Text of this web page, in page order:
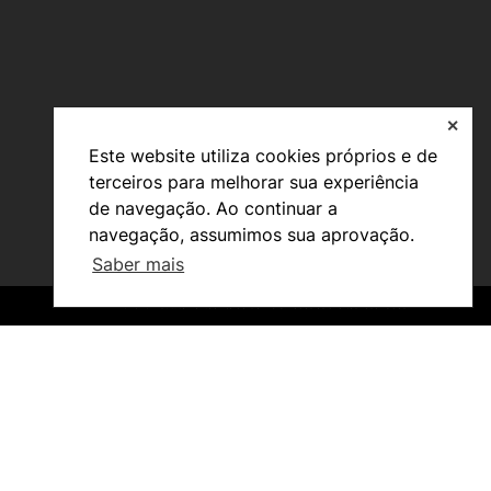
Este website utiliza cookies próprios e de
terceiros para melhorar sua experiência
de navegação. Ao continuar a
navegação, assumimos sua aprovação.
Saber mais
✕
©2026 Instituto Politécnico de Coimbra. Todos os direitos reservados.
Investigação e Projetos
Núcleos de Investigação
Laboratório ROBOCORP
Publicações
Arquivo
©2026 Instituto Politécnico de Coimbra. Todos os direitos reservados.